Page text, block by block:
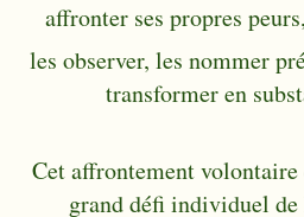
affronter ses propres
les observer, les nommer
transformer en
Cet affrontement volontaire
grand défi individuel